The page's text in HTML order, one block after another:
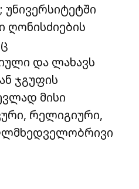
ღონისძიების
და ლახავს
ჯგუფის
მისი
რელიგიური,